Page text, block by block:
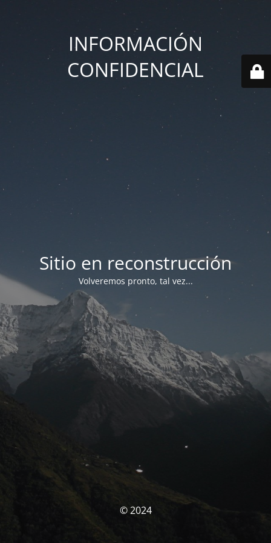
INFORMACIÓN
CONFIDENCIAL
Sitio en reconstrucción
Volveremos pronto, tal vez...
© 2024